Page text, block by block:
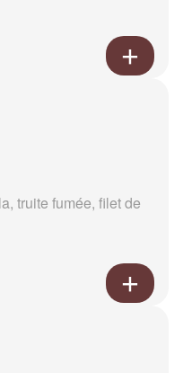
truite fumée, filet de